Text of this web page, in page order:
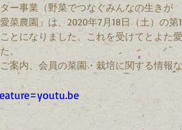
ー事業（野菜でつなぐみんなの生きが
菜農園」は、2020年7月18日（土）の第1
とになりました。これを受けてとよた愛
。
案内、会員の菜園・栽培に関する情報な